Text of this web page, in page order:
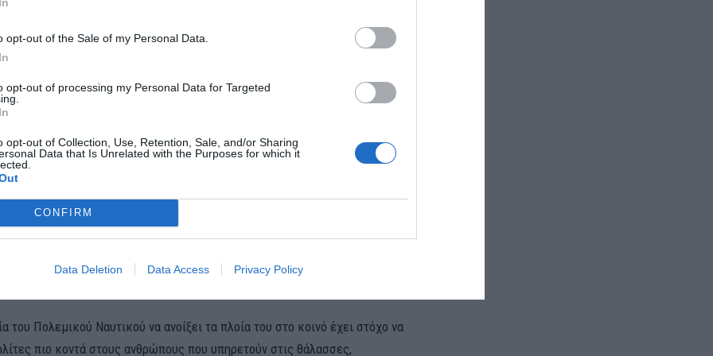
opt-out of the Sale of my Personal Data.
opt-out of processing my Personal Data for Targeted
opt-out of Collection, Use, Retention, Sale, and/or Sharing
Data that Is Unrelated with the Purposes for which it
CONFIRM
Data Deletion Data Access Privacy Policy
Οκτωβρίου: 09:00 – 17:00
09:00 – 16:30
Δοκίμων, προσφέροντας στους επισκέπτες μια σπάνια ευκαιρία γνωριμίας
του Πολεμικού Ναυτικού να ανοίξει τα πλοία του στο κοινό έχει στόχο να
πιο κοντά στους ανθρώπους που υπηρετούν στις θάλασσες,